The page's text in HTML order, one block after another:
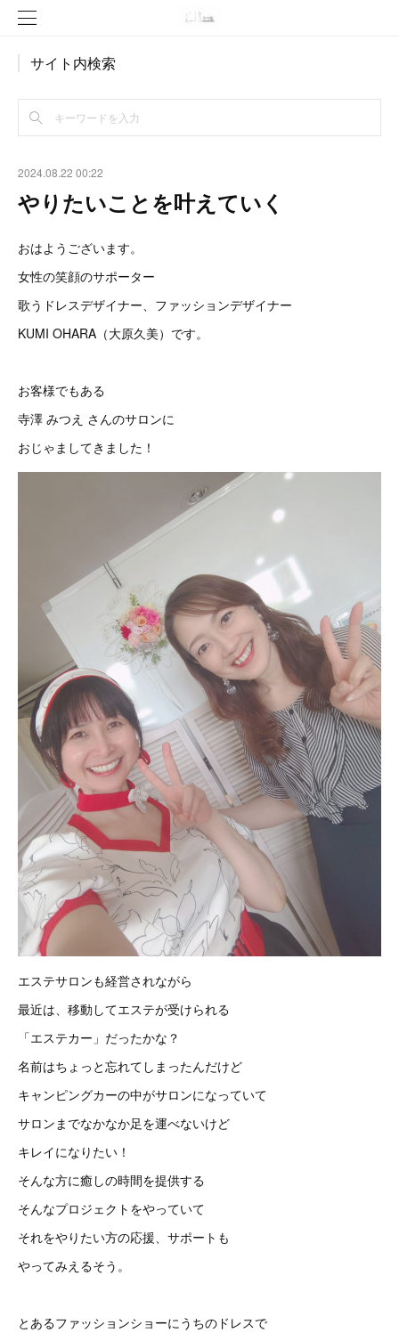
サイト内検索
2024.08.22 00:22
やりたいことを叶えていく
おはようございます。
女性の笑顔のサポーター
歌うドレスデザイナー、ファッションデザイナー
KUMI OHARA（大原久美）です。
お客様でもある
寺澤 みつえ さんのサロンに
おじゃましてきました！
エステサロンも経営されながら
最近は、移動してエステが受けられる
「エステカー」だったかな？
名前はちょっと忘れてしまったんだけど
キャンピングカーの中がサロンになっていて
サロンまでなかなか足を運べないけど
キレイになりたい！
そんな方に癒しの時間を提供する
そんなプロジェクトをやっていて
それをやりたい方の応援、サポートも
やってみえるそう。
とあるファッションショーにうちのドレスで